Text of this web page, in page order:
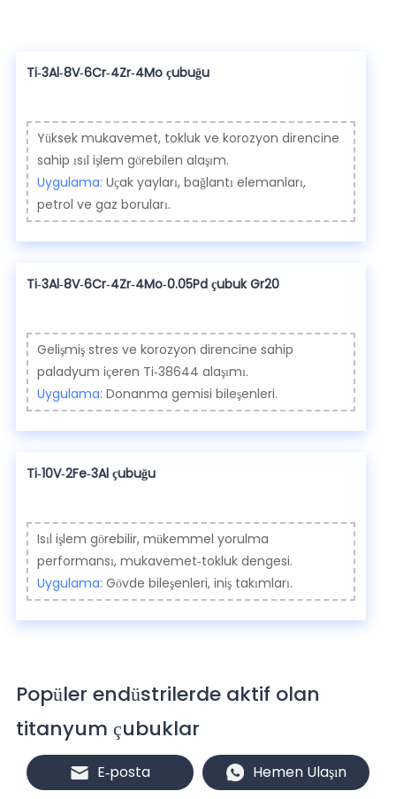
Ti-3Al-8V-6Cr-4Zr-4Mo çubuğu
Yüksek mukavemet, tokluk ve korozyon direncine
sahip ısıl işlem görebilen alaşım.
Uygulama: Uçak yayları, bağlantı elemanları,
petrol ve gaz boruları.
Ti-3Al-8V-6Cr-4Zr-4Mo-0.05Pd çubuk Gr20
Gelişmiş stres ve korozyon direncine sahip
paladyum içeren Ti-38644 alaşımı.
Uygulama: Donanma gemisi bileşenleri.
Ti-10V-2Fe-3Al çubuğu
Isıl işlem görebilir, mükemmel yorulma
performansı, mukavemet-tokluk dengesi.
Uygulama: Gövde bileşenleri, iniş takımları.
Popüler endüstrilerde aktif olan
titanyum çubuklar
Havacılık ve uzay endüstrisi
E-posta Hemen Ulaşın